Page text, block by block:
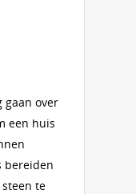
gaan over
een huis
bereiden
steen te